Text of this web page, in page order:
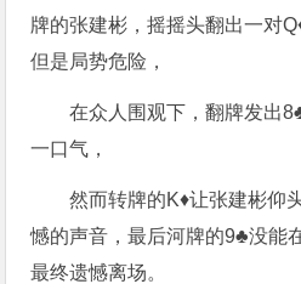
牌的张建彬，摇摇头翻出一对
但是局势危险，
在众人围观下，翻牌发出
一口气，
然而转牌的K♦️让张建彬仰
憾的声音，最后河牌的9♣️没能
最终遗憾离场。